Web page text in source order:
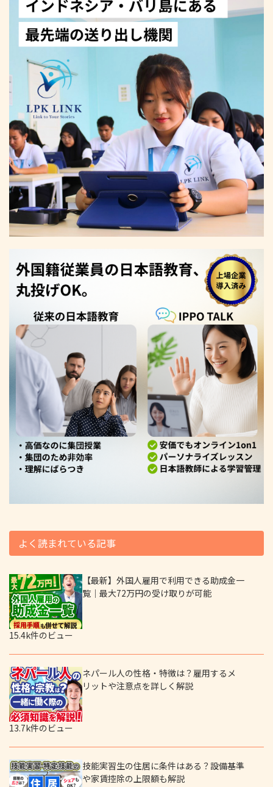
よく読まれている記事
【最新】外国人雇用で利用できる助成金一
覧｜最大72万円の受け取りが可能
15.4k件のビュー
ネパール人の性格・特徴は？雇用するメ
リットや注意点を詳しく解説
13.7k件のビュー
技能実習生の住居に条件はある？設備基準
や家賃控除の上限額も解説